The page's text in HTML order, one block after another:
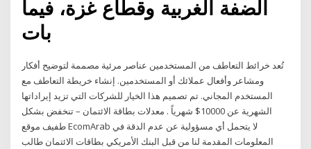
الضفة الغربية وقطاع غزة، فيما
بات
تُعد خرائط التعاطف من المستخدمين عناصر مرئية مصممة لتوضيح أفكار
ومشاعر وأفعال عملائك أو المستخدمين. إنشاء خريطة التعاطف مع
المستخدم المجاني. تم تصميم هذا الخيار للشركات التي تزيد إيراداتها
الشهرية عن 10000$ شهرياً . معدلات بطاقة الائتمان – تنخفض بشكل
طفيف موقع EcomArab لا يتحمل أي مسؤولية عن عدم الدقة في
المعلومات المقدمة لنا من قبل البنك الأمريكي بطاقات الائتمان طالب